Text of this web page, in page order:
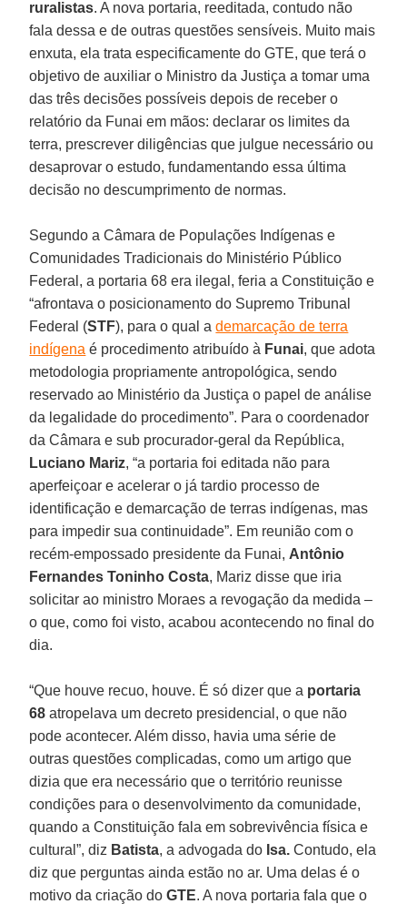
ruralistas. A nova portaria, reeditada, contudo não
fala dessa e de outras questões sensíveis. Muito mais
enxuta, ela trata especificamente do GTE, que terá o
objetivo de auxiliar o Ministro da Justiça a tomar uma
das três decisões possíveis depois de receber o
relatório da Funai em mãos: declarar os limites da
terra, prescrever diligências que julgue necessário ou
desaprovar o estudo, fundamentando essa última
decisão no descumprimento de normas.
Segundo a Câmara de Populações Indígenas e
Comunidades Tradicionais do Ministério Público
Federal, a portaria 68 era ilegal, feria a Constituição e
“afrontava o posicionamento do Supremo Tribunal
Federal (STF), para o qual ademarcação de terra
indígena é procedimento atribuído à Funai, que adota
metodologia propriamente antropológica, sendo
reservado ao Ministério da Justiça o papel de análise
da legalidade do procedimento”. Para o coordenador
da Câmara e sub procurador-geral da República,
Luciano Mariz, “a portaria foi editada não para
aperfeiçoar e acelerar o já tardio processo de
identificação e demarcação de terras indígenas, mas
para impedir sua continuidade”. Em reunião com o
recém-empossado presidente da Funai, Antônio
Fernandes Toninho Costa, Mariz disse que iria
solicitar ao ministro Moraes a revogação da medida –
o que, como foi visto, acabou acontecendo no final do
dia.
“Que houve recuo, houve. É só dizer que a portaria
68 atropelava um decreto presidencial, o que não
pode acontecer. Além disso, havia uma série de
outras questões complicadas, como um artigo que
dizia que era necessário que o território reunisse
condições para o desenvolvimento da comunidade,
quando a Constituição fala em sobrevivência física e
cultural”, diz Batista, a advogada do Isa. Contudo, ela
diz que perguntas ainda estão no ar. Uma delas é o
motivo da criação doGTE. A nova portaria fala que o